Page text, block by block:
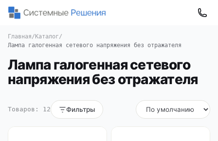
Главная/ Каталог/
Лампа галогенная сетевого напряжения без отражателя
Лампа галогенная сетевого
напряжения без отражателя
Товаров: 12 Фильтры